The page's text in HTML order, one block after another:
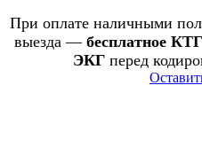
При оплате наличными
выезда — бесплатное
ЭКГперед